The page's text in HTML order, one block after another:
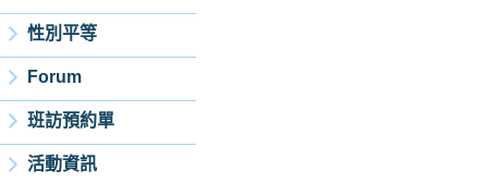
性別平等
Forum
班訪預約單
活動資訊